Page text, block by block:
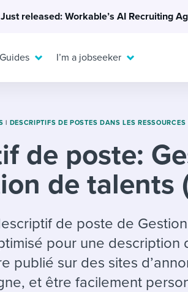
Just released: Workable’s AI Recruiting
candidates
hiring pipelines
an employer brand
Or
A
and
templates
checklists
& reports
Academy
Get
and
the
I’m a jobseeker
resources
For
| DESCRIPTIFS DE POSTES DANS LES
de poste:
de talents
de poste de
pour une description
publié sur des sites
et être facilement